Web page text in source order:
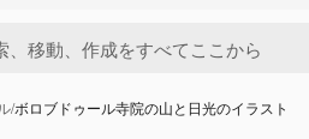
/ボロブドゥール寺院の山と日光のイラスト